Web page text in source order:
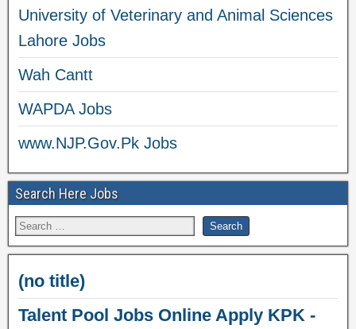
University of Veterinary and Animal Sciences
Lahore Jobs
Wah Cantt
WAPDA Jobs
www.NJP.Gov.Pk Jobs
Search Here Jobs
(no title)
Talent Pool Jobs Online Apply KPK -